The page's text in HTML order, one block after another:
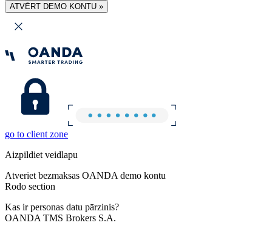
ATVĒRT DEMO KONTU »
go to client zone
Aizpildiet veidlapu
Atveriet bezmaksas OANDA demo kontu
Rodo section
Kas ir personas datu pārzinis?
OANDA TMS Brokers S.A.